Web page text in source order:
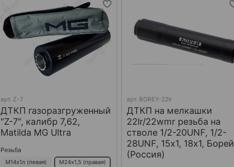
арт. Z-7
ДТКП газоразгруженный
"Z-7", калибр 7,62,
Matilda MG Ultra
Резьба
М14х1л (левая) М24х1,5 (правая)
арт. BOREY-22lr
ДТКП на мелкашки
22lr/22wmr резьба на
стволе 1/2-20UNF, 1/2-
28UNF, 15х1, 18х1, Борей
(Россия)